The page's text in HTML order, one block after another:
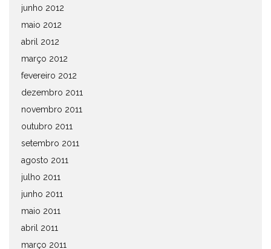
junho 2012
maio 2012
abril 2012
março 2012
fevereiro 2012
dezembro 2011
novembro 2011
outubro 2011
setembro 2011
agosto 2011
julho 2011
junho 2011
maio 2011
abril 2011
março 2011